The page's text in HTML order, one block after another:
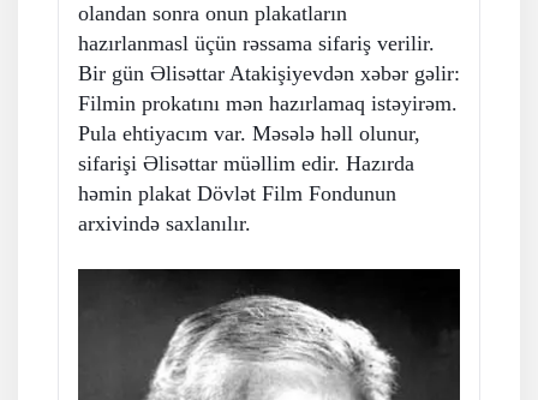
olandan sonra onun plakatların
hazırlanmasl üçün rəssama sifariş verilir.
Bir gün Əlisəttar Atakişiyevdən xəbər gəlir:
Filmin prokatını mən hazırlamaq istəyirəm.
Pula ehtiyacım var. Məsələ həll olunur,
sifarişi Əlisəttar müəllim edir. Hazırda
həmin plakat Dövlət Film Fondunun
arxivində saxlanılır.